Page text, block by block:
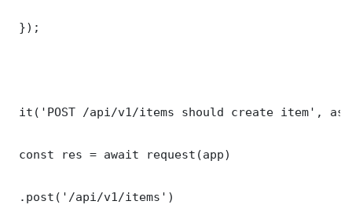
});
it('POST /api/v1/items should create item',
const res = await request(app)
.post('/api/v1/items')